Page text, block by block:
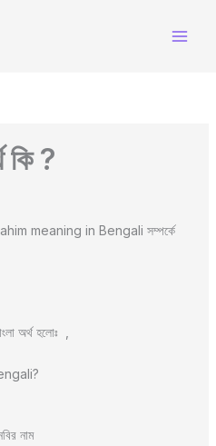
কি ?
meaning in Bengali সম্পর্কে
অর্থ হলোঃ ,
নাম